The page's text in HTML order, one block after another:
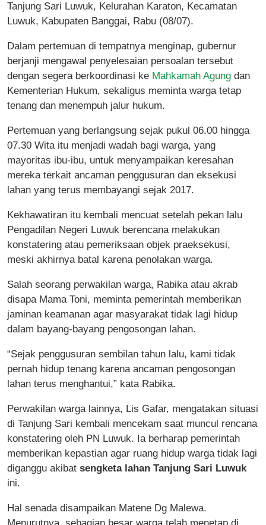
Tanjung Sari Luwuk, Kelurahan Karaton, Kecamatan
Luwuk, Kabupaten Banggai, Rabu (08/07).
Dalam pertemuan di tempatnya menginap, gubernur
berjanji mengawal penyelesaian persoalan tersebut
dengan segera berkoordinasi ke Mahkamah Agung dan
Kementerian Hukum, sekaligus meminta warga tetap
tenang dan menempuh jalur hukum.
Pertemuan yang berlangsung sejak pukul 06.00 hingga
07.30 Wita itu menjadi wadah bagi warga, yang
mayoritas ibu-ibu, untuk menyampaikan keresahan
mereka terkait ancaman penggusuran dan eksekusi
lahan yang terus membayangi sejak 2017.
Kekhawatiran itu kembali mencuat setelah pekan lalu
Pengadilan Negeri Luwuk berencana melakukan
konstatering atau pemeriksaan objek praeksekusi,
meski akhirnya batal karena penolakan warga.
Salah seorang perwakilan warga, Rabika atau akrab
disapa Mama Toni, meminta pemerintah memberikan
jaminan keamanan agar masyarakat tidak lagi hidup
dalam bayang-bayang pengosongan lahan.
“Sejak penggusuran sembilan tahun lalu, kami tidak
pernah hidup tenang karena ancaman pengosongan
lahan terus menghantui,” kata Rabika.
Perwakilan warga lainnya, Lis Gafar, mengatakan situasi
di Tanjung Sari kembali mencekam saat muncul rencana
konstatering oleh PN Luwuk. Ia berharap pemerintah
memberikan kepastian agar ruang hidup warga tidak lagi
diganggu akibat sengketa lahan Tanjung Sari Luwuk
ini.
Hal senada disampaikan Matene Dg Malewa.